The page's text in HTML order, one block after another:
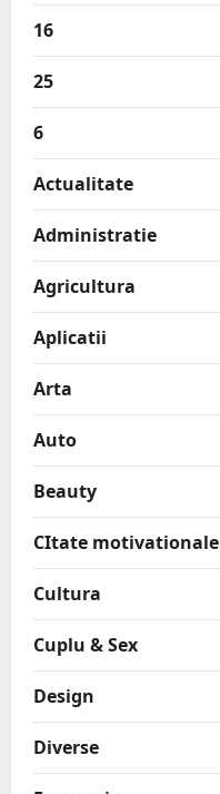
16
25
6
Actualitate
Administratie
Agricultura
Aplicatii
Arta
Auto
Beauty
CItate motivationale
Cultura
Cuplu & Sex
Design
Diverse